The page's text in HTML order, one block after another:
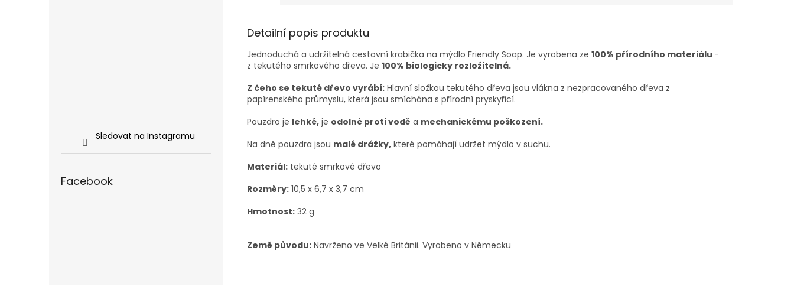
Sledovat na Instagramu
Facebook
Detailní popis produktu
Jednoduchá a udržitelná cestovní krabička na mýdlo Friendly Soap. Je vyrobena ze 100% přírodního materiálu -
z tekutého smrkového dřeva. Je 100% biologicky rozložitelná.
Z čeho se tekuté dřevo vyrábí: Hlavní složkou tekutého dřeva jsou vlákna z nezpracovaného dřeva z
papírenského průmyslu, která jsou smíchána s přírodní pryskyřicí.
Pouzdro je lehké, je odolné proti vodě a mechanickému poškození.
Na dně pouzdra jsou malé drážky, které pomáhají udržet mýdlo v suchu.
Materiál: tekuté smrkové dřevo
Rozměry: 10,5 x 6,7 x 3,7 cm
Hmotnost: 32 g
Země původu: Navrženo ve Velké Británii. Vyrobeno v Německu